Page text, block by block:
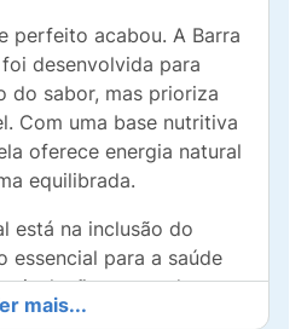
perfeito acabou. A Barra
desenvolvida para
do sabor, mas prioriza
Com uma base nutritiva
oferece energia natural
equilibrada.
está na inclusão do
essencial para a saúde
somado a
unidade. Tudo isso com
mais...